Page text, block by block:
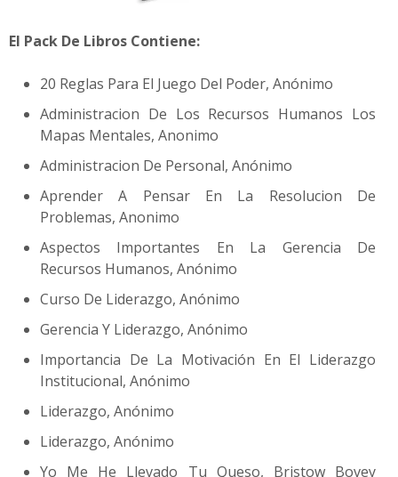
El Pack De Libros Contiene:
20 Reglas Para El Juego Del Poder, Anónimo
Administracion De Los Recursos Humanos Los
Mapas Mentales, Anonimo
Administracion De Personal, Anónimo
Aprender A Pensar En La Resolucion De
Problemas, Anonimo
Aspectos Importantes En La Gerencia De
Recursos Humanos, Anónimo
Curso De Liderazgo, Anónimo
Gerencia Y Liderazgo, Anónimo
Importancia De La Motivación En El Liderazgo
Institucional, Anónimo
Liderazgo, Anónimo
Liderazgo, Anónimo
Yo Me He Llevado Tu Queso, Bristow Bovey